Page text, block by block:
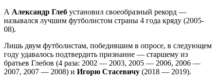
А Александр Глеб установил своеобразный рекорд —
назывался лучшим футболистом страны 4 года кряду (2005-
08).
Лишь двум футболистам, победившим в опросе, в следующем
году удавалось подтвердить признание — старшему из
братьев Глебов (4 раза: 2002 — 2003, 2005 — 2006, 2006 —
2007, 2007 — 2008) и Игорю Стасевичу (2018 — 2019).